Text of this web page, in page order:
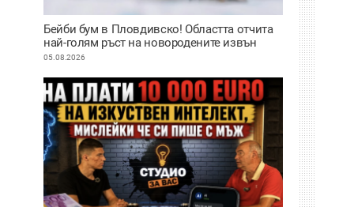
Бейби бум в Пловдивско! Областта отчита
най-голям ръст на новородените извън
София
05.08.2026